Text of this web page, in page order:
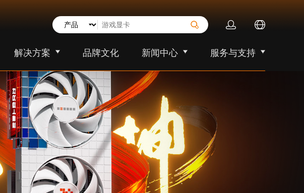
解决方案 品牌文化 新闻中心 服务与支持